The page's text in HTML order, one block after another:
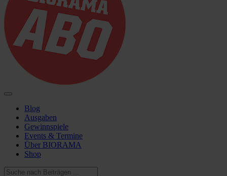
Blog
Ausgaben
Gewinnspiele
Events & Termine
Über BIORAMA
Shop